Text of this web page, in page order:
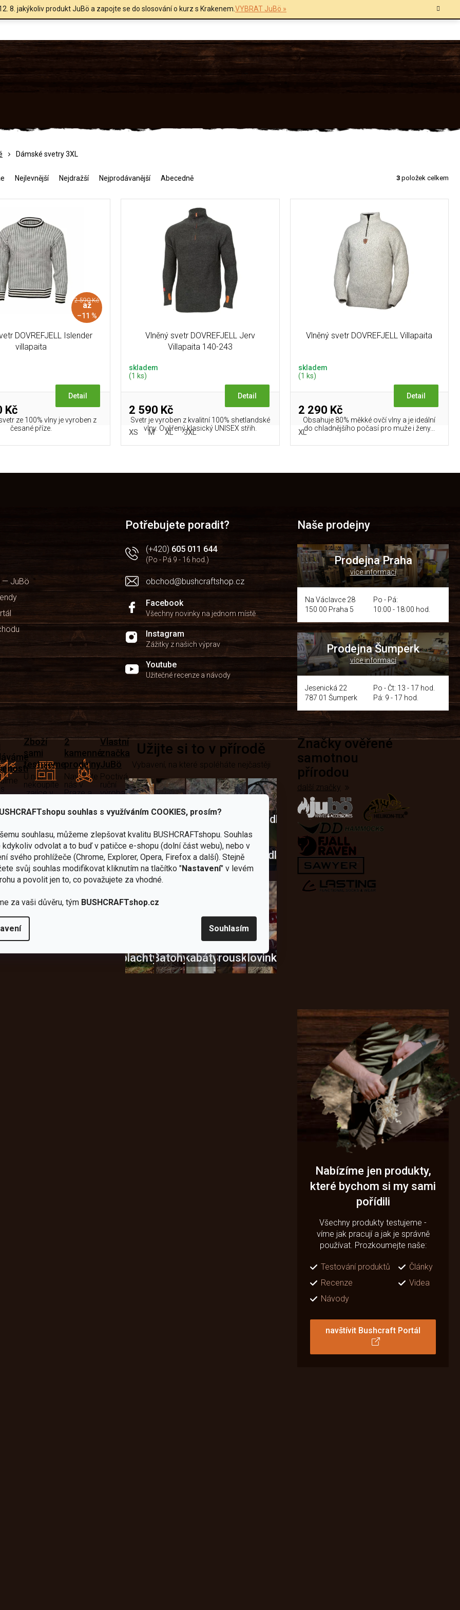
souhlas s využíváním COOKIES, prosím?
souhlasu, můžeme zlepšovat kvalitu BUSHCRAFTshopu. Souhlas
kdykoliv odvolat a to buď v patičce e-shopu (dolní část webu), nebo v
svého prohlížeče (Chrome, Explorer, Opera, Firefox a další). Stejně
svůj souhlas modifikovat kliknutím na tlačítko "Nastavení" v levém
a povolit jen to, co považujete za vhodné.
za vaši důvěru, tým BUSHCRAFTshop.cz
Souhlasím
8. jakýkoliv produkt JuBö a zapojte se do slosování o kurz s Krakenem.VYBRAT JuBö »
Dámské svetry 3XL
Nejlevnější Nejdražší Nejprodávanější Abecedně 3 položek celkem
2 590 Kč
až
–11 %
DOVREFJELL Islender
villapaita
Kč
Detail
ze 100% vlny je vyroben z
česané příze.
Vlněný svetr DOVREFJELL Jerv
Villapaita 140-243
skladem
(1 ks)
2 590 Kč
Detail
Svetr je vyroben z kvalitní 100% shetlandské
vlny. Ověřený klasický UNISEX střih.
XS M XL 3XL
Vlněný svetr DOVREFJELL Villapaita
skladem
(1 ks)
2 290 Kč
Detail
Obsahuje 80% měkké ovčí vlny a je ideální
do chladnějšího počasí pro muže i ženy...
XL
O
a
í
p
r
k
y
ý
p
s
u
— JuBö
Potřebujete poradit?
(+420) 605 011 644
(Po - Pá 9 - 16 hod.)
obchod@bushcraftshop.cz
Facebook
Všechny novinky na jednom místě
Instagram
Zážitky z našich výprav
Youtube
Užitečné recenze a návody
Naše prodejny
Prodejna Praha
více informací
Na Václavce 28
150 00 Praha 5
Po - Pá:
10:00 - 18:00 hod.
Prodejna Šumperk
více informací
Jesenická 22
787 01 Šumperk
Po - Čt: 13 - 17 hod.
Pá: 9 - 17 hod.
Zboží
sami
testujeme
U nás
nekoupíte
„zajíce v
2
kamenné
prodejny
Navštivte
nás v
Praze a
Vlastní
značka
JuBö
Poctivá
ruční
výroba
Užijte si to v přírodě
Vybavení, na které spoléháte nejčastěji
NožeSekery
Vařiče
a
kartušeNádobí
Křesadla
škrtadla
plachtyBatohy
Bundy
a
kabátyBrouskyNovinky
Značky ověřené
samotnou
přírodou
další značky
Nabízíme jen produkty,
které bychom si my sami
pořídili
Všechny produkty testujeme -
víme jak pracují a jak je správně
používat. Prozkoumejte naše:
Testování produktů
Články
Recenze
Videa
Návody
navštívit Bushcraft Portál